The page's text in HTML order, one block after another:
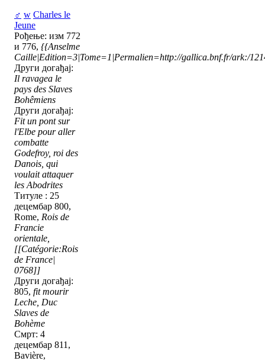
♂ w Charles le
Jeune
Рођење: изм 772
и 776, {{Anselme
Caille|Edition=3|Tome=1|Permalien=http://gallica.bnf.fr/ark:/
Други догађај:
Il ravagea le
pays des Slaves
Bohêmiens
Други догађај:
Fit un pont sur
l'Elbe pour aller
combatte
Godefroy, roi des
Danois, qui
voulait attaquer
les Abodrites
Титуле : 25
децембар 800,
Rome, Rois de
Francie
orientale,
[[Catégorie:Rois
de France|
0768]]
Други догађај:
805, fit mourir
Leche, Duc
Slaves de
Bohème
Смрт: 4
децембар 811,
Bavière,